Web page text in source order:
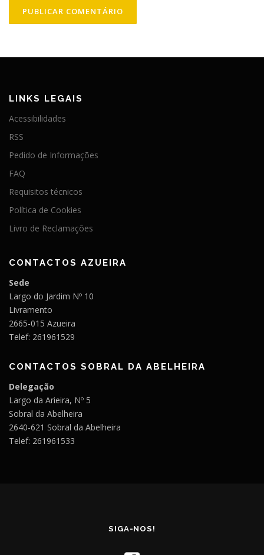
LINKS LEGAIS
Acessibilidades
RSS
Pedido de Informações
FAQ
Requisitos técnicos
Política de Cookies
Livro de Reclamações
CONTACTOS AZUEIRA
Sede
Largo do Jardim Nº 10
Livramento
2665-015 Azueira
Telef: 261961529
CONTACTOS SOBRAL DA ABELHEIRA
Delegação
Largo da Arieira, Nº 5
Sobral da Abelheira
2640-621 Sobral da Abelheira
Telef: 261961533
SIGA-NOS!